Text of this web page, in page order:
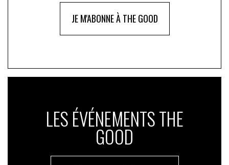
JE M'ABONNE À THE GOOD
LES ÉVÉNEMENTS THE
GOOD